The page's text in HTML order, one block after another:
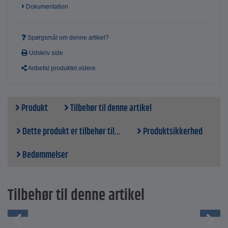
Renere base - opløsningsmiddel
Dokumentation
Spørgsmål om denne artikel?
Udskriv side
Anbefal produktet videre
Produkt
Tilbehør til denne artikel
Dette produkt er tilbehør til...
Produktsikkerhed
Bedømmelser
Tilbehør til denne artikel